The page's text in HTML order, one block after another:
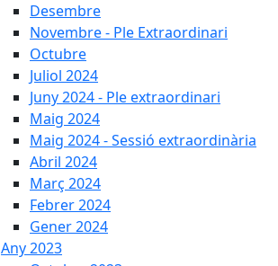
Desembre
Novembre - Ple Extraordinari
Octubre
Juliol 2024
Juny 2024 - Ple extraordinari
Maig 2024
Maig 2024 - Sessió extraordinària
Abril 2024
Març 2024
Febrer 2024
Gener 2024
Any 2023